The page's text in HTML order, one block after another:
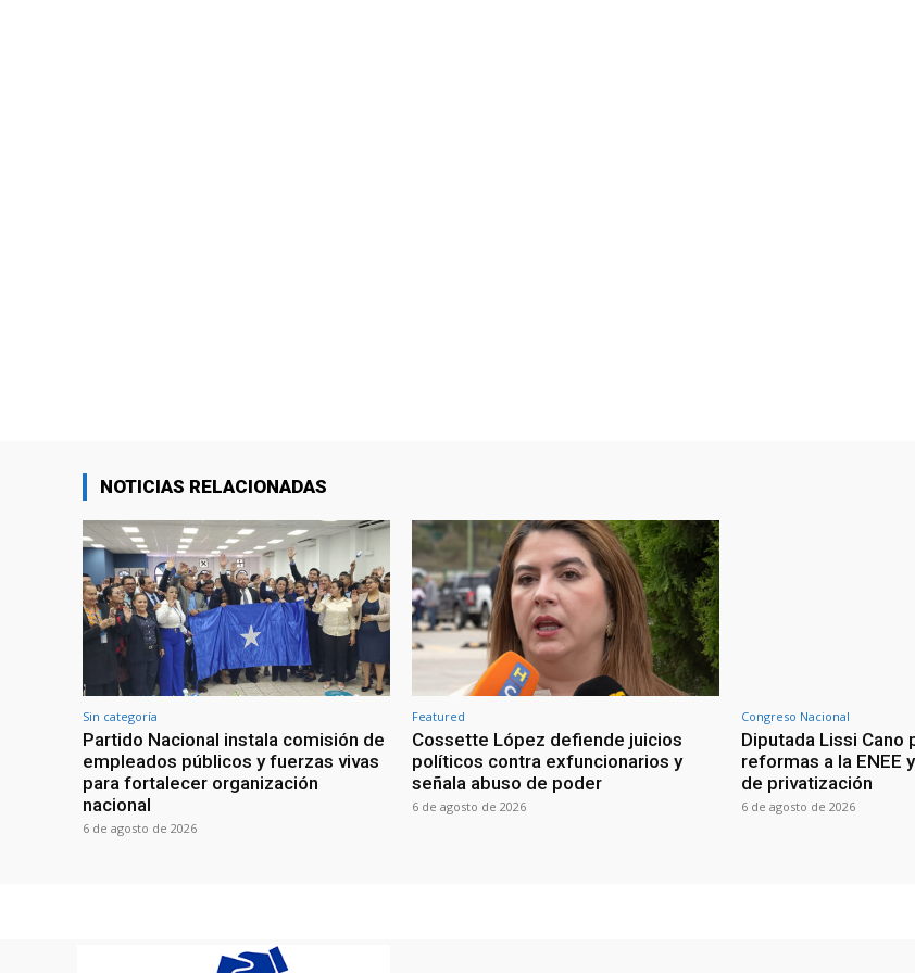
NOTICIAS RELACIONADAS
Sin categoría
Partido Nacional instala comisión de
empleados públicos y fuerzas vivas
para fortalecer organización
nacional
6 de agosto de 2026
Featured
Cossette López defiende juicios
políticos contra exfuncionarios y
señala abuso de poder
6 de agosto de 2026
Congreso Nacional
Diputada Lissi Cano
reformas a la ENEE
de privatización
6 de agosto de 2026